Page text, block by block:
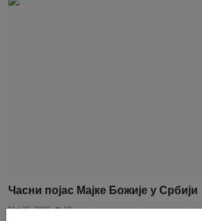
Часни појас Мајке Божије у Србији
Мај 26, 2026 10